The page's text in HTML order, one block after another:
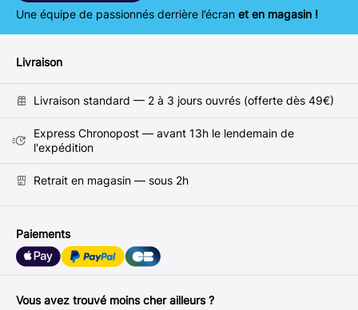
Une équipe de passionnés derrière l’écran et en magasin !
Livraison
Livraison standard — 2 à 3 jours ouvrés (offerte dès 49€)
Express Chronopost — avant 13h le lendemain de
l'expédition
Retrait en magasin — sous 2h
Paiements
Vous avez trouvé moins cher ailleurs ?